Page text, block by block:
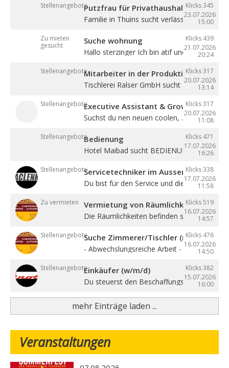
Stellenangebote
Klicks 345
23.07.2026
15:00
Putzfrau für Privathaushalt gesucht
Familie in Thuins sucht verlässliche ...
Zu mieten
gesucht
Klicks 439
21.07.2026
20:24
Suche wohnung
Hallo sterzinger Ich bin atif und komme aus
Stellenangebote
Klicks 317
20.07.2026
13:14
Mitarbeiter in der Produktion (m/w/d)
Tischlerei Ralser GmbH sucht Mitarbeiter
Stellenangebote
Klicks 317
20.07.2026
11:08
Executive Assistant & Growth Partner
Suchst du nen neuen coolen, ...
Stellenangebote
Klicks 471
17.07.2026
16:26
Bedienung
Hotel Maibad sucht BEDIENUNG für ...
Stellenangebote
Klicks 338
17.07.2026
11:58
Servicetechniker im Aussendienst (w/
Du bist für den Service und die ...
Zu vermieten
Klicks 519
16.07.2026
14:57
Vermietung von Räumlichkeiten,
Die Räumlichkeiten befinden sich zentral in
Stellenangebote
Klicks 476
16.07.2026
14:50
Suche Zimmerer/Tischler (m/w/d),
- Abwechslungsreiche Arbeit - Sehr gute ...
Stellenangebote
Klicks 382
15.07.2026
16:00
Einkäufer (w/m/d)
Du steuerst den Beschaffungsprozess von
mehr Einträge laden ...
Veranstaltungen